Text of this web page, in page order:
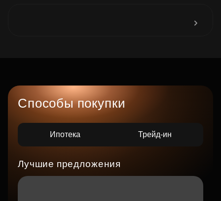
Способы покупки
Ипотека Трейд-ин
Лучшие предложения